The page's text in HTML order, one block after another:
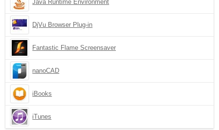
Java Runtime Environment
DjVu Browser Plug-in
Fantastic Flame Screensaver
nanoCAD
iBooks
iTunes